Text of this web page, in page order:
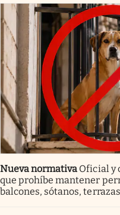
Nueva normativa Oficial y
que prohíbe mantener
balcones, sótanos,